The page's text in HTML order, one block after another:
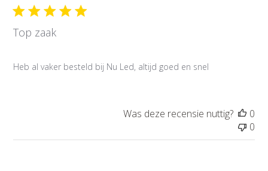
Top zaak
Heb al vaker besteld bij Nu Led, altijd goed en snel
d
a
Was deze recensie nuttig?
0
0